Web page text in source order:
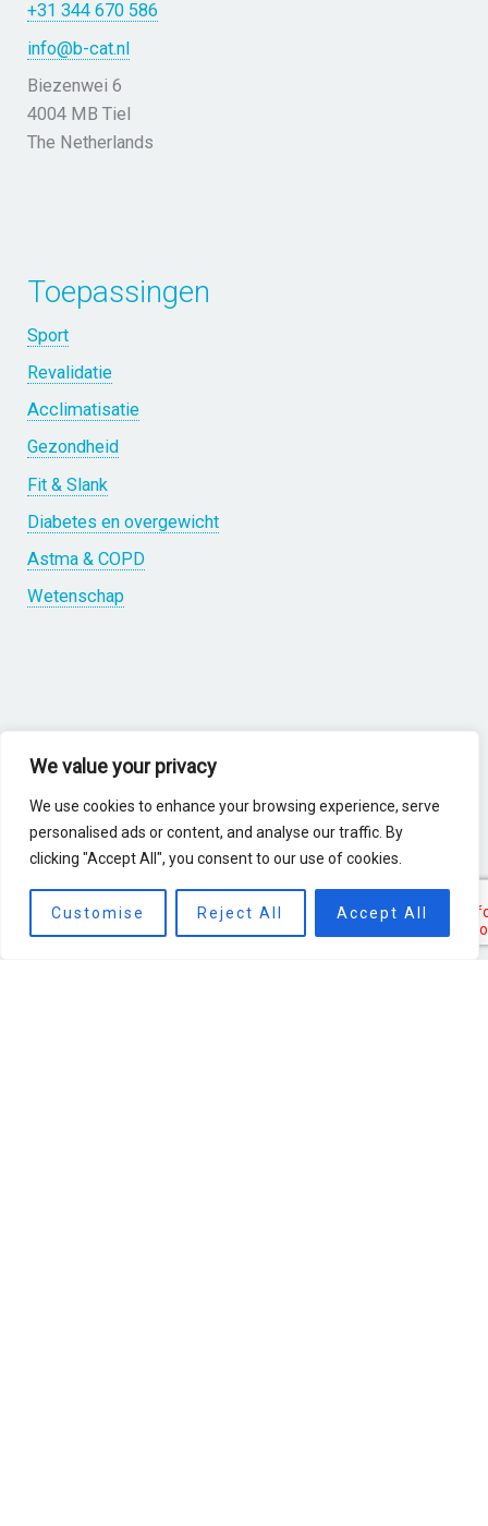
We value your privacy
We use cookies to enhance your browsing experience, serve
personalised ads or content, and analyse our traffic. By
clicking "Accept All", you consent to our use of cookies.
Customise Reject All Accept All
+31 344 670 586
info@b-cat.nl
Biezenwei 6
4004 MB Tiel
The Netherlands
Toepassingen
Sport
Revalidatie
Acclimatisatie
Gezondheid
Fit & Slank
Diabetes en overgewicht
Astma & COPD
Wetenschap
Trainingsmethoden
Producten
Referenties
News